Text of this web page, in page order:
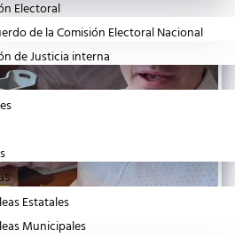
Electoral
de la Comisión Electoral Nacional
de Justicia interna
Estatales
Municipales